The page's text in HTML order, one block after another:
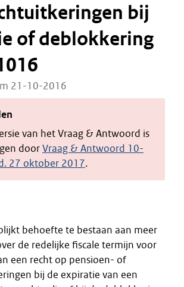
bij
of deblokkering
21-10-2016
van het Vraag & Antwoord is
doorVraag & Antwoord 10-
27 oktober 2017.
behoefte te bestaan aan meer
de redelijke fiscale termijn voor
een recht op pensioen- of
bij de expiratie van een